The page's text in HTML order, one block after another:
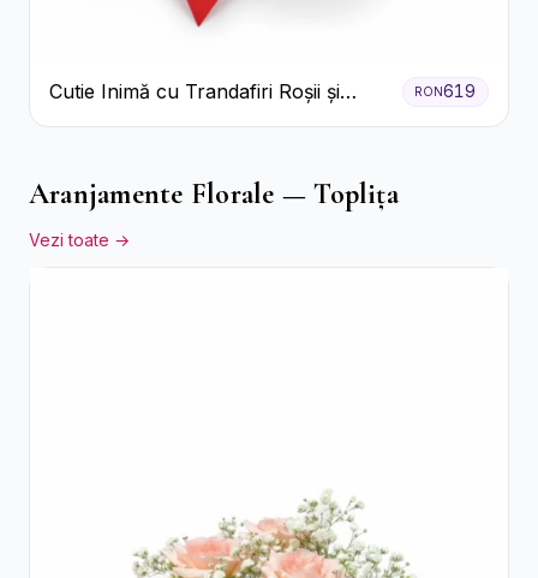
Cutie Inimă cu Trandafiri Roșii și
Bomboane Raffaello
RON619
Aranjamente Florale — Toplița
Vezi toate →